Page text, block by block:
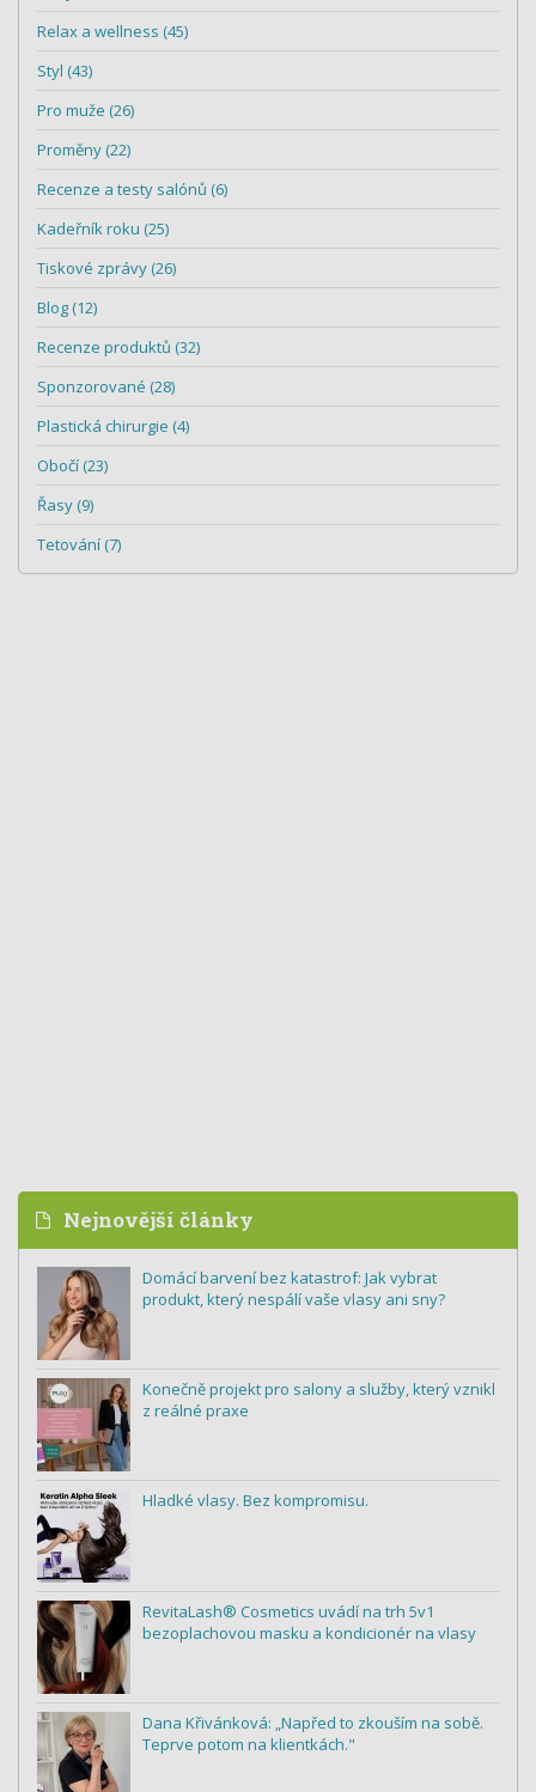
Relax a wellness (45)
Styl (43)
Pro muže (26)
Proměny (22)
Recenze a testy salónů (6)
Kadeřník roku (25)
Tiskové zprávy (26)
Blog (12)
Recenze produktů (32)
Sponzorované (28)
Plastická chirurgie (4)
Obočí (23)
Řasy (9)
Tetování (7)
Nejnovější články
Domácí barvení bez katastrof: Jak vybrat
produkt, který nespálí vaše vlasy ani sny?
Konečně projekt pro salony a služby, který vznikl
z reálné praxe
Hladké vlasy. Bez kompromisu.
RevitaLash® Cosmetics uvádí na trh 5v1
bezoplachovou masku a kondicionér na vlasy
Dana Křivánková: „Napřed to zkouším na sobě.
Teprve potom na klientkách."